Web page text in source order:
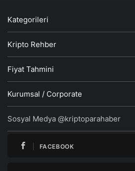
Kategorileri
Kripto Rehber
Fiyat Tahmini
Kurumsal / Corporate
Sosyal Medya @kriptoparahaber
FACEBOOK